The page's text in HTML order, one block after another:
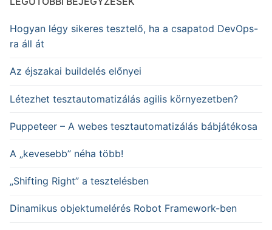
Hogyan légy sikeres tesztelő, ha a csapatod DevOps-
ra áll át
Az éjszakai buildelés előnyei
Létezhet tesztautomatizálás agilis környezetben?
Puppeteer – A webes tesztautomatizálás bábjátékosa
A „kevesebb” néha több!
„Shifting Right” a tesztelésben
Dinamikus objektumelérés Robot Framework-ben